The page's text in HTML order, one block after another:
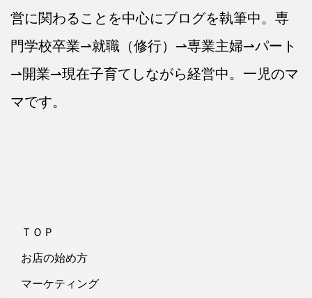
営に関わることを中心にブログを執筆中。専
門学校卒業⇀就職（修行）⇀専業主婦⇀パート
⇀開業⇀現在子育てしながら経営中。一児のマ
マです。
ＴＯＰ
お店の始め方
マーケティング